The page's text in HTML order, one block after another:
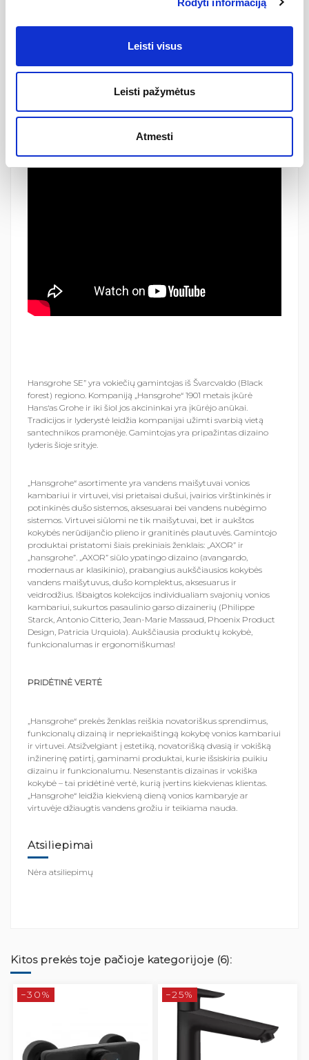
Leisti visus
Leisti pažymėtus
Atmesti
Hasgrohe granito kriaukles paprasta prižiūrėti.
JŪSŲ virtuvei. Įvairi spalvų paletė bei platus dydžių
Rasite sau tinkamiausią variantą;
Hansgrohe SE” yra vokiečių gamintojas iš Švarcvaldo (Black
forest) regiono. Kompaniją „Hansgrohe“ 1901 metais įkūrė
Hans‘as Grohe ir iki šiol jos akcininkai yra įkūrėjo anūkai.
Tradicijos ir lyderystė leidžia kompanijai užimti svarbią vietą
santechnikos pramonėje. Gamintojas yra pripažintas dizaino
lyderis šioje srityje.
„Hansgrohe“ asortimente yra vandens maišytuvai vonios
kambariui ir virtuvei, visi prietaisai dušui, įvairios virštinkinės ir
potinkinės dušo sistemos, aksesuarai bei vandens nubėgimo
sistemos. Virtuvei siūlomi ne tik maišytuvai, bet ir aukštos
kokybės nerūdijančio plieno ir granitinės plautuvės. Gamintojo
produktai pristatomi šiais prekiniais ženklais: „AXOR” ir
„hansgrohe”. „AXOR” siūlo ypatingo dizaino (avangardo,
modernaus ar klasikinio), prabangius aukščiausios kokybės
vandens maišytuvus, dušo komplektus, aksesuarus ir
veidrodžius. Išbaigtos kolekcijos individualiam svajonių vonios
kambariui, sukurtos pasaulinio garso dizainerių (Philippe
Starck, Antonio Citterio, Jean-Marie Massaud, Phoenix Product
Design, Patricia Urquiola). Aukščiausia produktų kokybė,
funkcionalumas ir ergonomiškumas!
PRIDĖTINĖ VERTĖ
„Hansgrohe“ prekės ženklas reiškia novatoriškus sprendimus,
funkcionalų dizainą ir nepriekaištingą kokybę vonios kambariui
ir virtuvei. Atsižvelgiant į estetiką, novatorišką dvasią ir vokišką
inžinerinę patirtį, gaminami produktai, kurie išsiskiria puikiu
dizainu ir funkcionalumu. Nesenstantis dizainas ir vokiška
kokybė – tai pridėtinė vertė, kurią įvertins kiekvienas klientas.
„Hansgrohe“ leidžia kiekvieną dieną vonios kambaryje ar
virtuvėje džiaugtis vandens grožiu ir teikiama nauda.
Atsiliepimai
Nėra atsiliepimų
Kitos prekės toje pačioje kategorijoje (6):
−30% −25%